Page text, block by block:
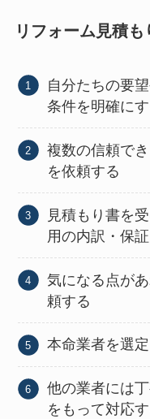
リフォーム見積
自分たちの要
条件を明確に
複数の信頼で
を依頼する
見積もり書を
用の内訳・保
気になる点が
頼する
本命業者を選
他の業者には
をもって対応